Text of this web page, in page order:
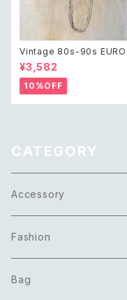
Vintage 80s-90s EURO
ro design chain long
ace レトロ ユーロ ヴィンテ
ジ アクセサリー シルバー デ
イン チェーン 10連 ロング
クレス
¥3,582
10%OFF
CATEGORY
Accessory
Necklace
Pierce
Fashion
Tops
Bag